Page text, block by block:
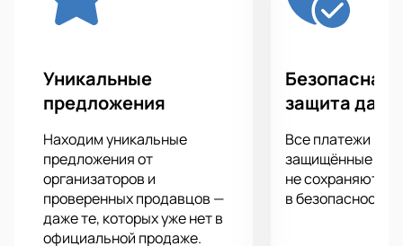
Уникальные
предложения
Находим уникальные
предложения от
организаторов и
проверенных продавцов —
даже те, которых уже нет в
официальной продаже.
Безопасная
защита
Все платежи
защищённые
не сохраняются
в безопасности.